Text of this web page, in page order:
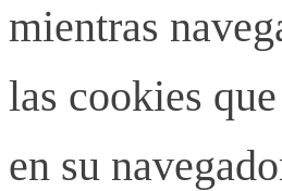
mientras
las cookies
en su